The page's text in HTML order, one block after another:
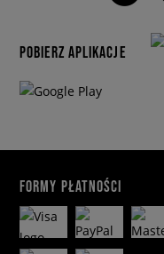
POBIERZ APLIKACJE
FORMY PŁATNOŚCI